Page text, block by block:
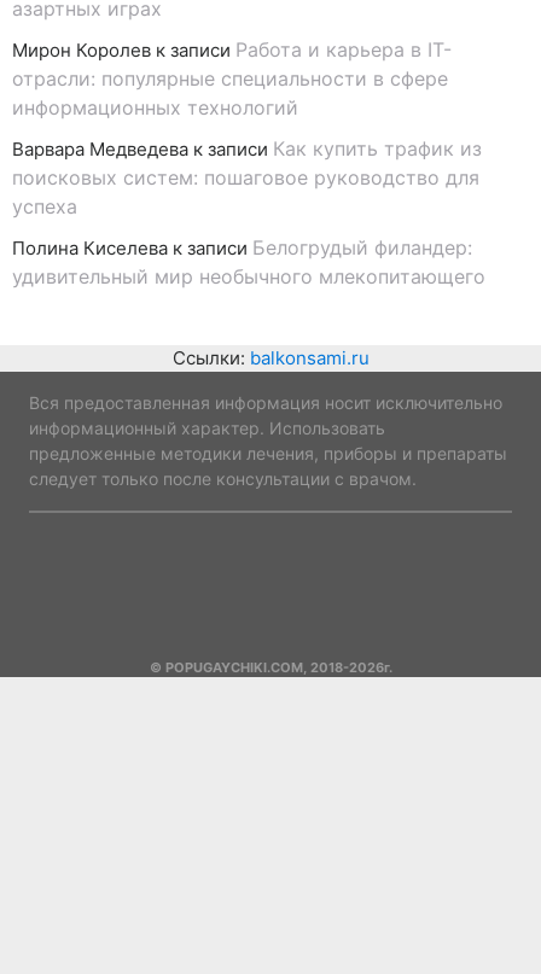
азартных играх
Мирон Королев к записи Работа и карьера в IT-
отрасли: популярные специальности в сфере
информационных технологий
Варвара Медведева к записи Как купить трафик из
поисковых систем: пошаговое руководство для
успеха
Полина Киселева к записи Белогрудый филандер:
удивительный мир необычного млекопитающего
Ссылки: balkonsami.ru
Вся предоставленная информация носит исключительно
информационный характер. Использовать
предложенные методики лечения, приборы и препараты
следует только после консультации с врачом.
© POPUGAYCHIKI.COM, 2018-2026г.